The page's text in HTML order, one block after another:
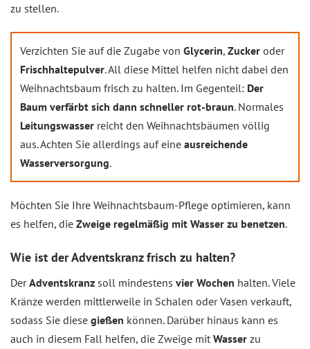
zu stellen.
Verzichten Sie auf die Zugabe von Glycerin, Zucker oder
Frischhaltepulver. All diese Mittel helfen nicht dabei den
Weihnachtsbaum frisch zu halten. Im Gegenteil: Der
Baum verfärbt sich dann schneller rot-braun. Normales
Leitungswasser reicht den Weihnachtsbäumen völlig
aus. Achten Sie allerdings auf eine ausreichende
Wasserversorgung.
Möchten Sie Ihre Weihnachtsbaum-Pflege optimieren, kann
es helfen, die Zweige regelmäßig mit Wasser zu benetzen.
Wie ist der Adventskranz frisch zu halten?
DerAdventskranz soll mindestens vier Wochen halten. Viele
Kränze werden mittlerweile in Schalen oder Vasen verkauft,
sodass Sie diese gießen können. Darüber hinaus kann es
auch in diesem Fall helfen, die Zweige mit Wasser zu